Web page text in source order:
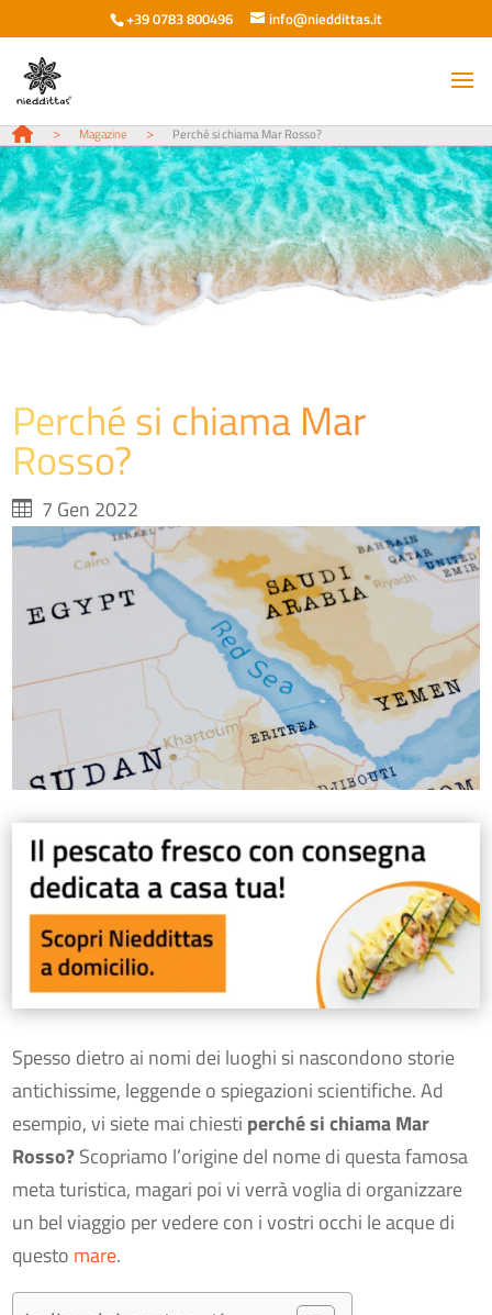
+39 0783 800496 info@nieddittas.it
> Magazine > Perché si chiama Mar Rosso?
Perché si chiama Mar
Rosso?
7 Gen 2022
Spesso dietro ai nomi dei luoghi si nascondono storie
antichissime, leggende o spiegazioni scientifiche. Ad
esempio, vi siete mai chiesti perché si chiama Mar
Rosso?Scopriamo l’origine del nome di questa famosa
meta turistica, magari poi vi verrà voglia di organizzare
un bel viaggio per vedere con i vostri occhi le acque di
questo mare.